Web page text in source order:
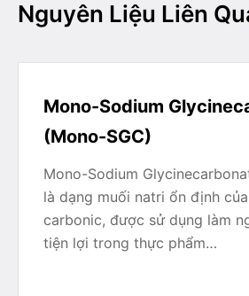
Nguyên Liệu Liên
Mono-Sodium
(Mono-SGC)
Mono-Sodium
là dạng muối natri ổn định
carbonic, được sử dụng làm
tiện lợi trong thực phẩm…